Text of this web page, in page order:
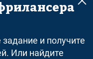
задание и получите
Или найдите